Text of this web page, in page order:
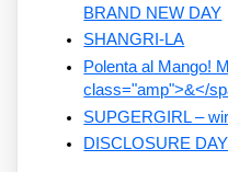
BRAND NEW DAY
SHANGRI-LA
Polenta al Mango!
class="amp">&</
SUPGERGIRL –
DISCLOSURE